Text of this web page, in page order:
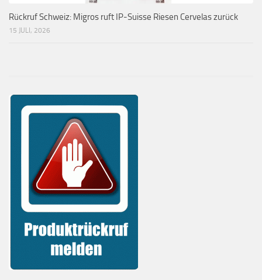
Rückruf Schweiz: Migros ruft IP-Suisse Riesen Cervelas zurück
15 JULI, 2026